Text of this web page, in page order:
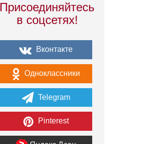
Присоединяйтесь
в соцсетях!
Вконтакте
Одноклассники
Telegram
Pinterest